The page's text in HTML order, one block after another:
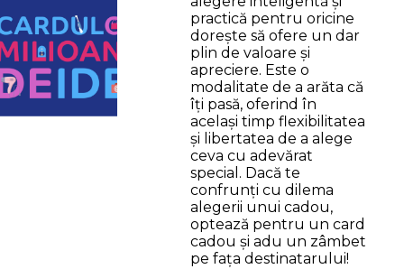
practică pentru oricine
dorește să ofere un dar
plin de valoare și
apreciere. Este o
modalitate de a arăta că
îți pasă, oferind în
același timp flexibilitatea
și libertatea de a alege
ceva cu adevărat
special. Dacă te
confrunți cu dilema
alegerii unui cadou,
optează pentru un card
cadou și adu un zâmbet
pe fața destinatarului!